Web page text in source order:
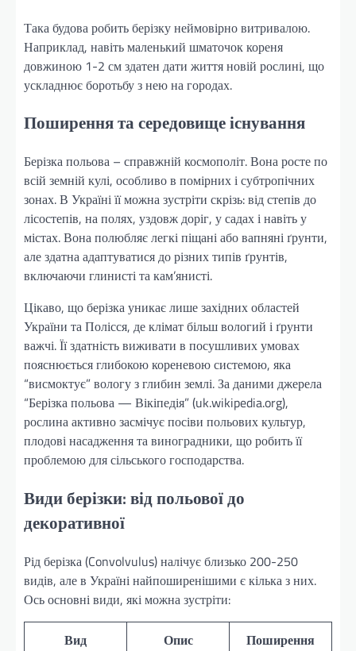
Така будова робить берізку неймовірно витривалою.
Наприклад, навіть маленький шматочок кореня
довжиною 1-2 см здатен дати життя новій рослині, що
ускладнює боротьбу з нею на городах.
Поширення та середовище існування
Берізка польова – справжній космополіт. Вона росте по
всій земній кулі, особливо в помірних і субтропічних
зонах. В Україні її можна зустріти скрізь: від степів до
лісостепів, на полях, уздовж доріг, у садах і навіть у
містах. Вона полюбляє легкі піщані або вапняні ґрунти,
але здатна адаптуватися до різних типів ґрунтів,
включаючи глинисті та кам’янисті.
Цікаво, що берізка уникає лише західних областей
України та Полісся, де клімат більш вологий і ґрунти
важчі. Її здатність виживати в посушливих умовах
пояснюється глибокою кореневою системою, яка
“висмоктує” вологу з глибин землі. За даними джерела
“Берізка польова — Вікіпедія” (uk.wikipedia.org),
рослина активно засмічує посіви польових культур,
плодові насадження та виноградники, що робить її
проблемою для сільського господарства.
Види берізки: від польової до
декоративної
Рід берізка (Convolvulus) налічує близько 200-250
видів, але в Україні найпоширенішими є кілька з них.
Ось основні види, які можна зустріти:
Вид Опис Поширення